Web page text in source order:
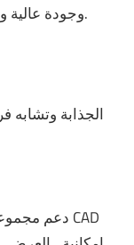
وجودة عالية وتحويله إلى نموذج قريب جدًا من الواقع.
دعم مجموعة متنوعة من النماذج ثلاثية الأبعاد و CAD